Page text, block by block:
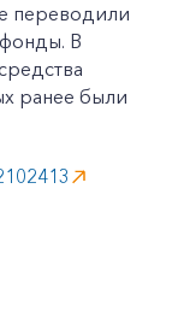
переводили
В
ранее были